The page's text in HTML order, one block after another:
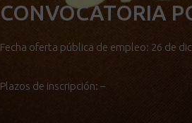
CONVOCATORIA
Fecha oferta pública de empleo: 26 de
Plazos de inscripción: –